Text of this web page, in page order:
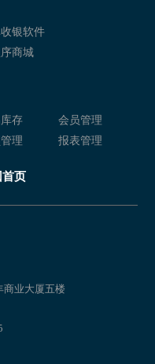
银软件
商城
存
会员管理
理 报表管理
首页
商业大厦五楼